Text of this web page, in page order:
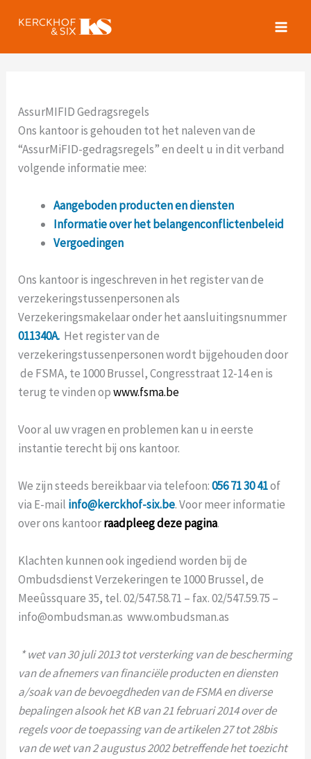
naar
AssurMIFID Gedragsregels
Ons kantoor is gehouden tot het naleven van de
“AssurMiFID-gedragsregels” en deelt u in dit verband
volgende informatie mee:
Aangeboden producten en diensten
Informatie over het belangenconflictenbeleid
Vergoedingen
Ons kantoor is ingeschreven in het register van de
verzekeringstussenpersonen als
Verzekeringsmakelaar onder het aansluitingsnummer
011340A. Het register van de
verzekeringstussenpersonen wordt bijgehouden door
de FSMA, te 1000 Brussel, Congresstraat 12-14 en is
terug te vinden opwww.fsma.be
Voor al uw vragen en problemen kan u in eerste
instantie terecht bij ons kantoor.
We zijn steeds bereikbaar via telefoon:056 71 30 41of
via E-mail info@kerckhof-six.be. Voor meer informatie
over ons kantoorraadpleeg deze pagina.
Klachten kunnen ook ingediend worden bij de
Ombudsdienst Verzekeringen te 1000 Brussel, de
Meeûssquare 35, tel. 02/547.58.71 – fax. 02/547.59.75 –
info@ombudsman.as www.ombudsman.as
* wet van 30 juli 2013 tot versterking van de bescherming
van de afnemers van financiële producten en diensten
a/soak van de bevoegdheden van de FSMA en diverse
bepalingen alsook het KB van 21 februari 2014 over de
regels voor detoepassing van de artikelen 27 tot 28bis
van de wet van 2 augustus 2002 betreffende het toezicht